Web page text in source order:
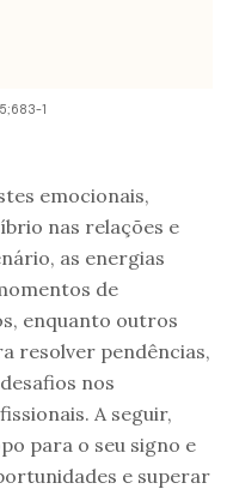
1
emocionais,
nas relações e
as energias
de
enquanto outros
resolver pendências,
nos
A seguir,
para o seu signo e
e superar